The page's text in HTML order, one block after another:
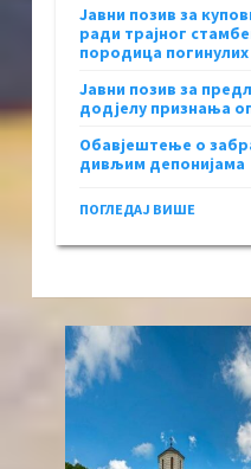
Јавни позив за
ради трајног
породица
Јавни позив за
додјелу признања
Обавјештење о
дивљим депонијама
ПОГЛЕДАЈ ВИШЕ